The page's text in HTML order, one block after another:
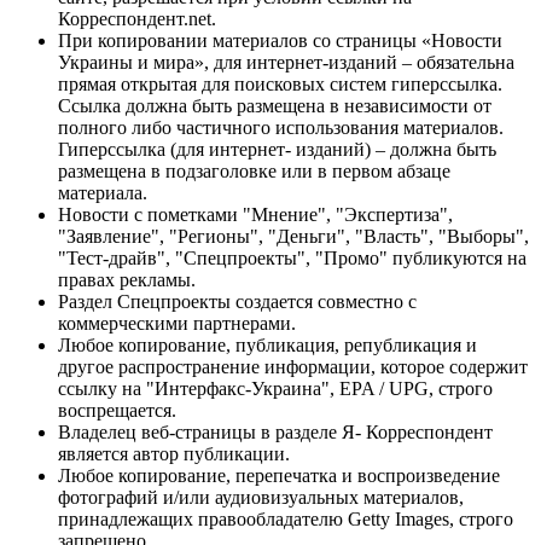
Корреспондент.net.
При копировании материалов со страницы «Новости
Украины и мира», для интернет-изданий – обязательна
прямая открытая для поисковых систем гиперссылка.
Ссылка должна быть размещена в независимости от
полного либо частичного использования материалов.
Гиперссылка (для интернет- изданий) – должна быть
размещена в подзаголовке или в первом абзаце
материала.
Новости с пометками "Мнение", "Экспертиза",
"Заявление", "Регионы", "Деньги", "Власть", "Выборы",
"Тест-драйв", "Спецпроекты", "Промо" публикуются на
правах рекламы.
Раздел Спецпроекты создается совместно с
коммерческими партнерами.
Любое копирование, публикация, републикация и
другое распространение информации, которое содержит
ссылку на "Интерфакс-Украина", EPA / UPG, строго
воспрещается.
Владелец веб-страницы в разделе Я- Корреспондент
является автор публикации.
Любое копирование, перепечатка и воспроизведение
фотографий и/или аудиовизуальных материалов,
принадлежащих правообладателю Getty Images, строго
запрещено.